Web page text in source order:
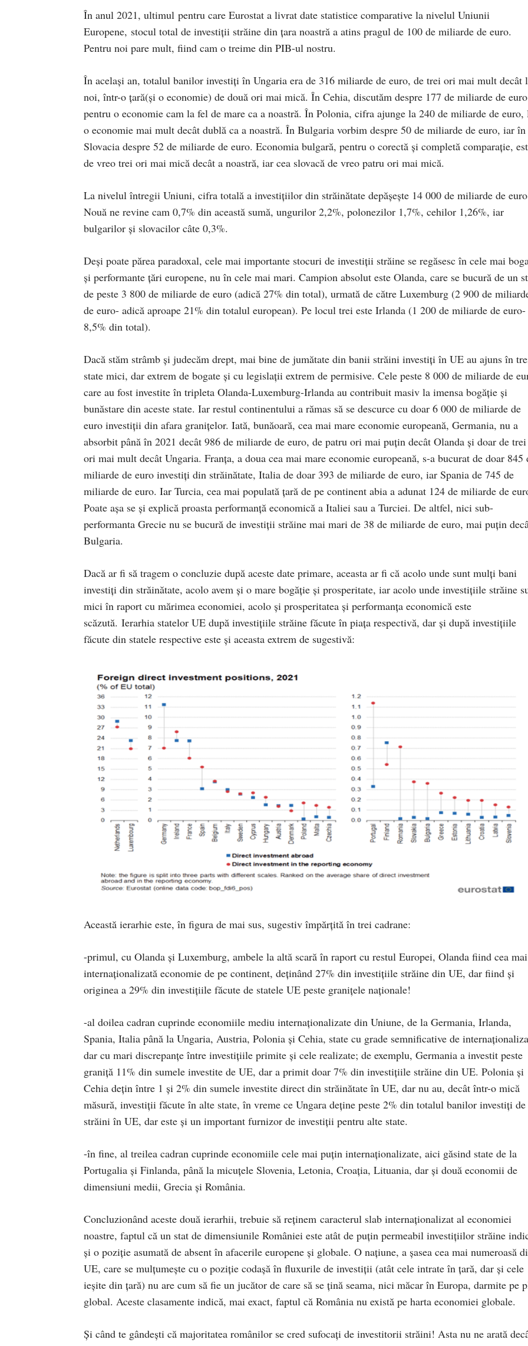
În anul 2021, ultimul pentru care Eurostat a livrat date statistice comparative la nivelul Uniunii
Europene, stocul total de investiții străine din țara noastră a atins pragul de 100 de miliarde de euro.
Pentru noi pare mult, fiind cam o treime din PIB-ul nostru.
În același an, totalul banilor investiți în Ungaria era de 316 miliarde de euro, de trei ori mai mult decât
noi, într-o țară(și o economie) de două ori mai mică. În Cehia, discutăm despre 177 de miliarde de
pentru o economie cam la fel de mare ca a noastră. În Polonia, cifra ajunge la 240 de miliarde de euro,
o economie mai mult decât dublă ca a noastră. În Bulgaria vorbim despre 50 de miliarde de euro, iar în
Slovacia despre 52 de miliarde de euro. Economia bulgară, pentru o corectă și completă comparație,
de vreo trei ori mai mică decât a noastră, iar cea slovacă de vreo patru ori mai mică.
La nivelul întregii Uniuni, cifra totală a investițiilor din străinătate depășește 14 000 de miliarde de
Nouă ne revine cam 0,7% din această sumă, ungurilor 2,2%, polonezilor 1,7%, cehilor 1,26%, iar
bulgarilor și slovacilor câte 0,3%.
Deși poate părea paradoxal, cele mai importante stocuri de investiții străine se regăsesc în cele mai
și performante țări europene, nu în cele mai mari. Campion absolut este Olanda, care se bucură de un
de peste 3 800 de miliarde de euro (adică 27% din total), urmată de către Luxemburg (2 900 de
de euro- adică aproape 21% din totalul european). Pe locul trei este Irlanda (1 200 de miliarde de euro-
8,5% din total).
Dacă stăm strâmb și judecăm drept, mai bine de jumătate din banii străini investiți în UE au ajuns în
state mici, dar extrem de bogate și cu legislații extrem de permisive. Cele peste 8 000 de miliarde de
care au fost investite în tripleta Olanda-Luxemburg-Irlanda au contribuit masiv la imensa bogăție și
bunăstare din aceste state. Iar restul continentului a rămas să se descurce cu doar 6 000 de miliarde de
euro investiții din afara granițelor. Iată, bunăoară, cea mai mare economie europeană, Germania, nu a
absorbit până în 2021 decât 986 de miliarde de euro, de patru ori mai puțin decât Olanda și doar de trei
ori mai mult decât Ungaria. Franța, a doua cea mai mare economie europeană, s-a bucurat de doar 845
miliarde de euro investiți din străinătate, Italia de doar 393 de miliarde de euro, iar Spania de 745 de
miliarde de euro. Iar Turcia, cea mai populată țară de pe continent abia a adunat 124 de miliarde de
Poate așa se și explică proasta performanță economică a Italiei sau a Turciei. De altfel, nici sub-
performanta Grecie nu se bucură de investiții străine mai mari de 38 de miliarde de euro, mai puțin
Bulgaria.
Dacă ar fi să tragem o concluzie după aceste date primare, aceasta ar fi că acolo unde sunt mulți bani
investiți din străinătate, acolo avem și o mare bogăție și prosperitate, iar acolo unde investițiile străine
mici în raport cu mărimea economiei, acolo și prosperitatea și performanța economică este
scăzută. Ierarhia statelor UE după investițiile străine făcute în piața respectivă, dar și după investițiile
făcute din statele respective este și aceasta extrem de sugestivă:
Această ierarhie este, în figura de mai sus, sugestiv împărțită în trei cadrane:
-primul, cu Olanda și Luxemburg, ambele la altă scară în raport cu restul Europei, Olanda fiind cea mai
internaționalizată economie de pe continent, deținând 27% din investițiile străine din UE, dar fiind și
originea a 29% din investițiile făcute de statele UE peste granițele naționale!
-al doilea cadran cuprinde economiile mediu internaționalizate din Uniune, de la Germania, Irlanda,
Spania, Italia până la Ungaria, Austria, Polonia și Cehia, state cu grade semnificative de
dar cu mari discrepanțe între investițiile primite și cele realizate; de exemplu, Germania a investit peste
graniță 11% din sumele investite de UE, dar a primit doar 7% din investițiile străine din UE. Polonia și
Cehia dețin între 1 și 2% din sumele investite direct din străinătate în UE, dar nu au, decât într-o mică
măsură, investiții făcute în alte state, în vreme ce Ungara deține peste 2% din totalul banilor investiți de
străini în UE, dar este și un important furnizor de investiții pentru alte state.
-în fine, al treilea cadran cuprinde economiile cele mai puțin internaționalizate, aici găsind state de la
Portugalia și Finlanda, până la micuțele Slovenia, Letonia, Croația, Lituania, dar și două economii de
dimensiuni medii, Grecia și România.
Concluzionând aceste două ierarhii, trebuie să reținem caracterul slab internaționalizat al economiei
noastre, faptul că un stat de dimensiunile României este atât de puțin permeabil investițiilor străine
și o poziție asumată de absent în afacerile europene și globale. O națiune, a șasea cea mai numeroasă
UE, care se mulțumește cu o poziție codașă în fluxurile de investiții (atât cele intrate în țară, dar și cele
ieșite din țară) nu are cum să fie un jucător de care să se țină seama, nici măcar în Europa, darmite pe
global. Aceste clasamente indică, mai exact, faptul că România nu există pe harta economiei globale.
Și când te gândești că majoritatea românilor se cred sufocați de investitorii străini! Asta nu ne arată